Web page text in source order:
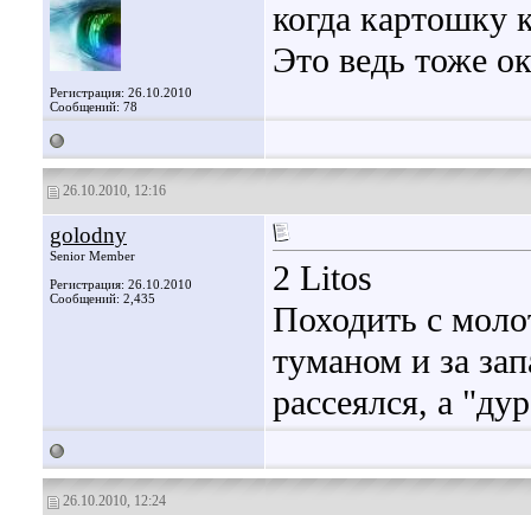
Регистрация: 26.10.2010
Сообщений: 78
когда картошку
Это ведь тоже
26.10.2010, 12:16
golodny
Senior Member
Регистрация: 26.10.2010
Сообщений: 2,435
2 Litos
Походить с
туманом и за
рассеялся, а
26.10.2010, 12:24